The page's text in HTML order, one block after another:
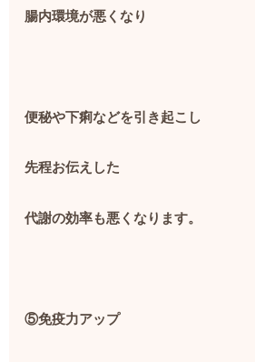
腸内環境が悪くなり
便秘や下痢などを引き起こし
先程お伝えした
代謝の効率も悪くなります。
⑤免疫力アップ